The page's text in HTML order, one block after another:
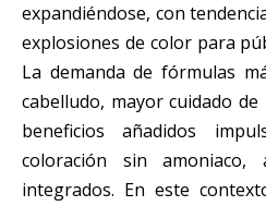
expandiéndose, con
explosiones de color para
La demanda de fórmulas
cabelludo, mayor cuidado
beneficios añadidos
coloración sin amoniaco,
integrados. En este